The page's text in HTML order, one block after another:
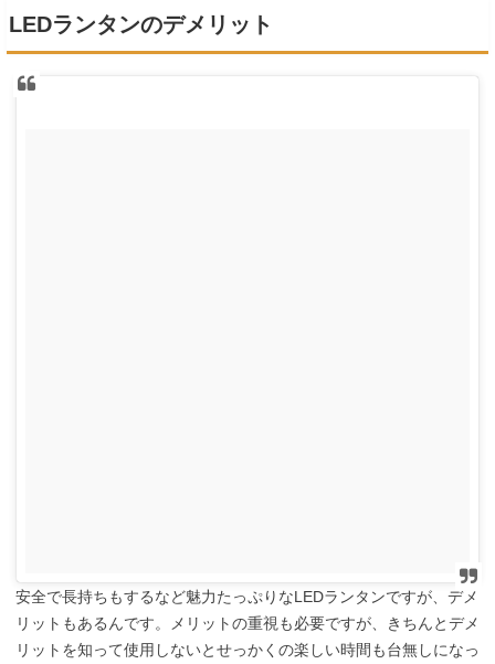
LEDランタンのデメリット
安全で長持ちもするなど魅力たっぷりなLEDランタンですが、デメ
リットもあるんです。メリットの重視も必要ですが、きちんとデメ
リットを知って使用しないとせっかくの楽しい時間も台無しになっ